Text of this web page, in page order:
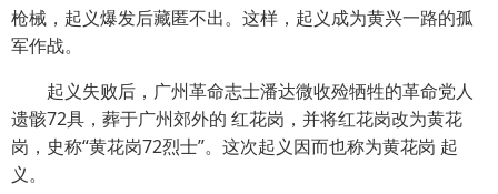
枪械，起义爆发后藏匿不出。这样，起义成为黄兴一路的孤
军作战。
起义失败后，广州革命志士潘达微收殓牺牲的革命党人
遗骸72具，葬于广州郊外的 红花岗，并将红花岗改为黄花
岗，史称“黄花岗72烈士”。这次起义因而也称为黄花岗 起
义。